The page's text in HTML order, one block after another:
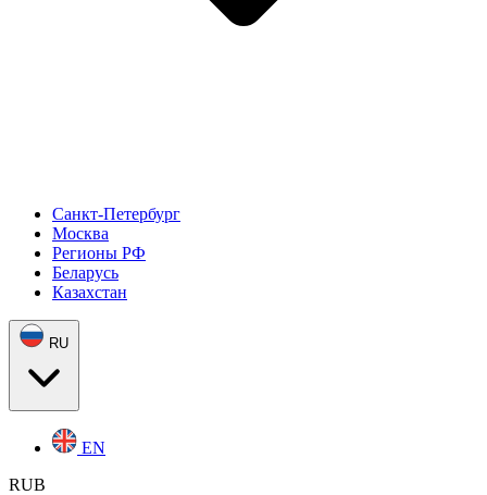
Санкт-Петербург
Москва
Регионы РФ
Беларусь
Казахстан
RU
EN
RUB